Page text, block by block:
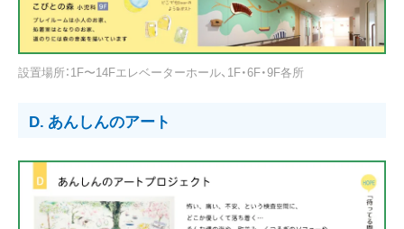
設置場所：1F〜14Fエレベーターホール、1F・6F・9F各所
D. あんしんのアート